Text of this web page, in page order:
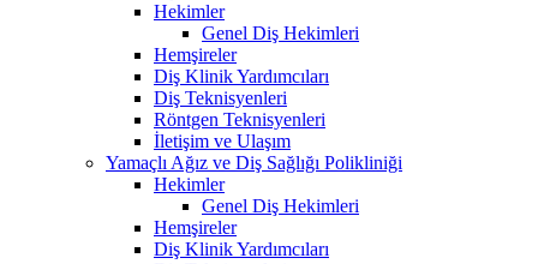
Hekimler
Genel Diş Hekimleri
Hemşireler
Diş Klinik Yardımcıları
Diş Teknisyenleri
Röntgen Teknisyenleri
İletişim ve Ulaşım
Yamaçlı Ağız ve Diş Sağlığı Polikliniği
Hekimler
Genel Diş Hekimleri
Hemşireler
Diş Klinik Yardımcıları